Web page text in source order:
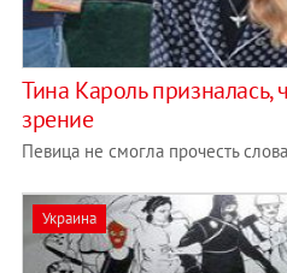
Тина Кароль призналась,
зрение
Певица не смогла прочесть
Украина